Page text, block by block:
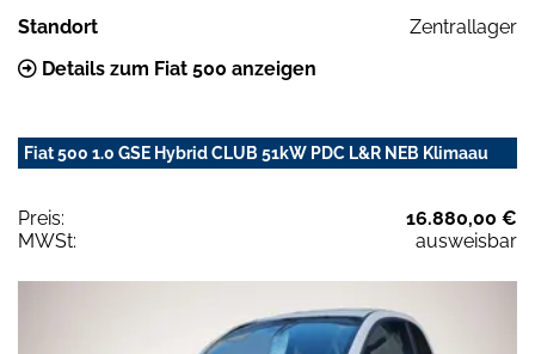
Standort
Zentrallager
Details zum Fiat 500 anzeigen
Fiat 500 1.0 GSE Hybrid CLUB 51kW PDC L&R NEB Klimaau
Preis:
16.880,00 €
MWSt:
ausweisbar